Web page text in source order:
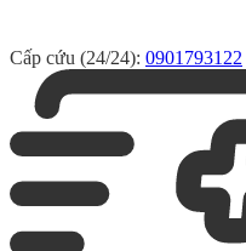
Cấp cứu (24/24): 0901793122